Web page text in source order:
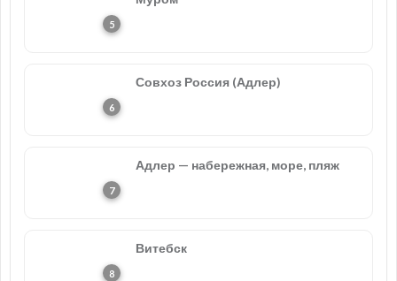
Совхоз Россия (Адлер)
Адлер — набережная, море, пляж
Витебск